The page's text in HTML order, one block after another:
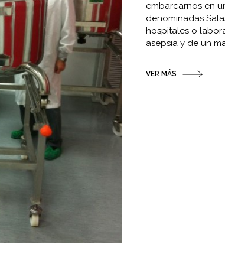
embarcarnos en
denominadas
hospitales o
asepsia y de un
VER MÁS